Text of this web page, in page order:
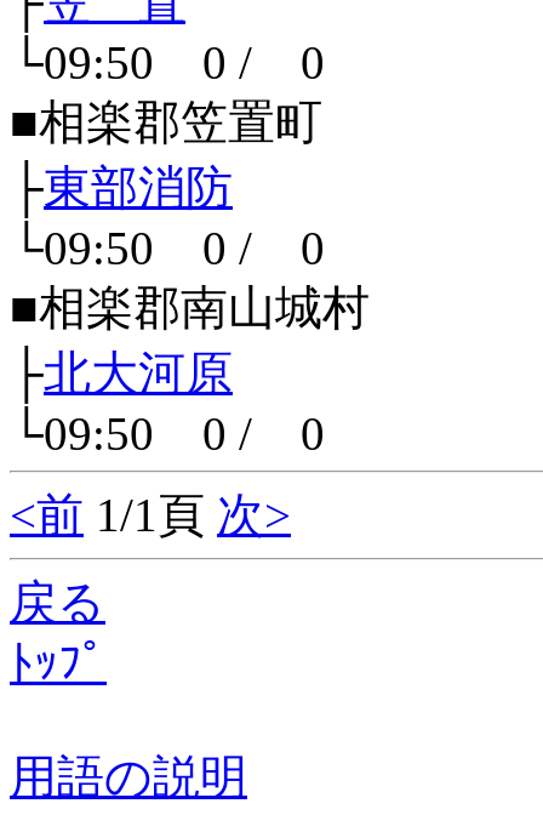
└09:50 0 / 0
■相楽郡笠置町
├東部消防
└09:50 0 / 0
■相楽郡南山城村
├北大河原
└09:50 0 / 0
<前 1/1頁 次>
戻る
ﾄｯﾌﾟ
用語の説明